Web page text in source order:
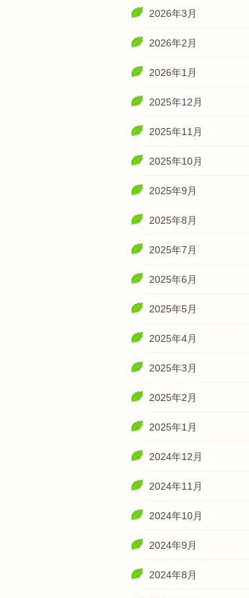
2026年3月
2026年2月
2026年1月
2025年12月
2025年11月
2025年10月
2025年9月
2025年8月
2025年7月
2025年6月
2025年5月
2025年4月
2025年3月
2025年2月
2025年1月
2024年12月
2024年11月
2024年10月
2024年9月
2024年8月